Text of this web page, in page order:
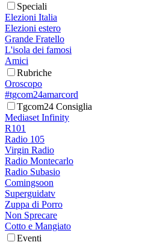
Speciali
Elezioni Italia
Elezioni estero
Grande Fratello
L'isola dei famosi
Amici
Rubriche
Oroscopo
#tgcom24amarcord
Tgcom24 Consiglia
Mediaset Infinity
R101
Radio 105
Virgin Radio
Radio Montecarlo
Radio Subasio
Comingsoon
Superguidatv
Zuppa di Porro
Non Sprecare
Cotto e Mangiato
Eventi